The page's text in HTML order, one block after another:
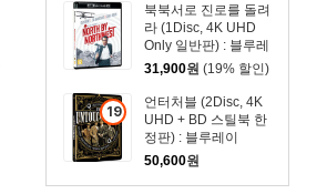
상
품
북북서로 진로를 돌려
라 (1Disc, 4K UHD
Only 일반판) : 블루레
이
31,900원 (19% 할인)
19
세
이
언터처블 (2Disc, 4K
UHD + BD 스틸북 한
정판) : 블루레이
50,600원